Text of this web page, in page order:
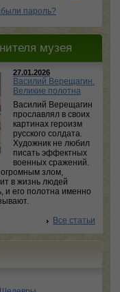
пароль?
музея
27.01.2026
Василий Верещагин.
Великие полотна
Василий Верещагин
прославлял в своих
картинах героизм
русского солдата.
Художник не любил
писать эффектных
военных сражений.
злом,
в жизнь людей
и его полотна именно
Все статьи